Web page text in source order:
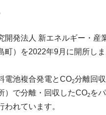
発法人 新エネルギー・産
）を2022年9月に開所しま
電池複合発電とCO2分離回
）で分離・回収したCO2を
れています。